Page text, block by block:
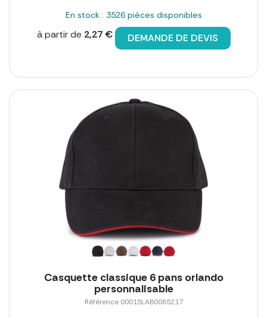
En stock : 3526 pièces disponibles
à partir de 2,27 € DEMANDE DE DEVIS
Casquette classique 6 pans orlando
personnalisable
Référence 00015LAB0085217